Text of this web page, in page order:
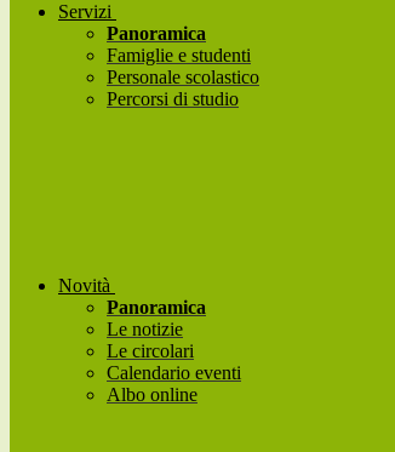
Servizi
Panoramica
Famiglie e studenti
Personale scolastico
Percorsi di studio
Novità
Panoramica
Le notizie
Le circolari
Calendario eventi
Albo online